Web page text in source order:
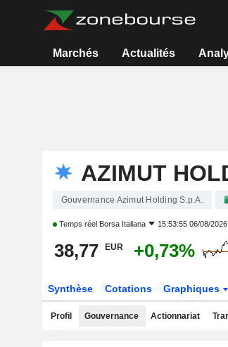
Marchés Actualités
AZIMUT
Gouvernance Azimut Holding S.p.A.
Temps réel Borsa Italiana 15:53:55 06/08/2026
38,77 EUR +0,73%
Synthèse Cotations Graphiques
Profil Gouvernance Actionnariat